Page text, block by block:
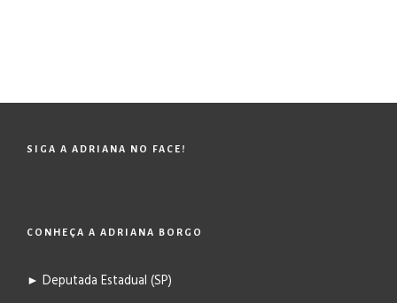
SIGA A ADRIANA NO FACE!
CONHEÇA A ADRIANA BORGO
► Deputada Estadual (SP)